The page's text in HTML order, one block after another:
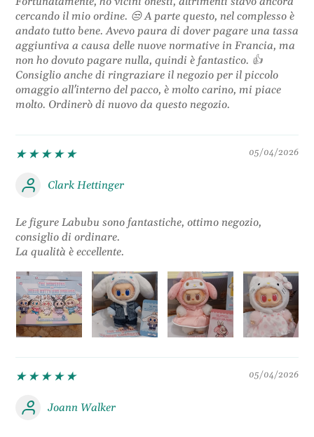
cercando il mio ordine. 😒 A parte questo, nel complesso è
andato tutto bene. Avevo paura di dover pagare una tassa
aggiuntiva a causa delle nuove normative in Francia, ma
non ho dovuto pagare nulla, quindi è fantastico. 👍
Consiglio anche di ringraziare il negozio per il piccolo
omaggio all'interno del pacco, è molto carino, mi piace
molto. Ordinerò di nuovo da questo negozio.
05/04/2026
Clark Hettinger
Le figure Labubu sono fantastiche, ottimo negozio,
consiglio di ordinare.
La qualità è eccellente.
05/04/2026
Joann Walker